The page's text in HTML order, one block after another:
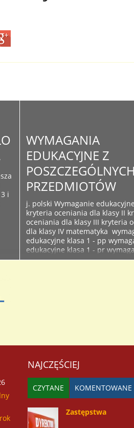
i
WYMAGANIA
EDUKACYJNE Z
POSZCZEGÓLNYCH
PRZEDMIOTÓW
j. polski Wymaganie
kryteria oceniania dla klasy II
oceniania dla klasy III kryteria
dla klasy IV matematyka
edukacyjne klasa 1 - pp
edukacyjne klasa 1 - pr
edukacyjne klasa 2 - pp
NAJCZĘŚCIEJ
CZYTANE KOMENTOWANE
Zastępstwa